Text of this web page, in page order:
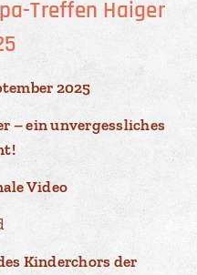
Treffen Haiger
2025
– ein unvergessliches
Video
Kinderchors der